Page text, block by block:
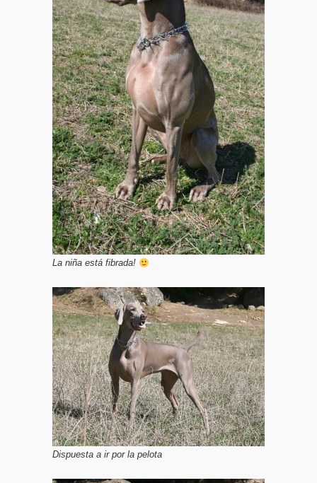
La niña está fibrada!
Dispuesta a ir por la pelota